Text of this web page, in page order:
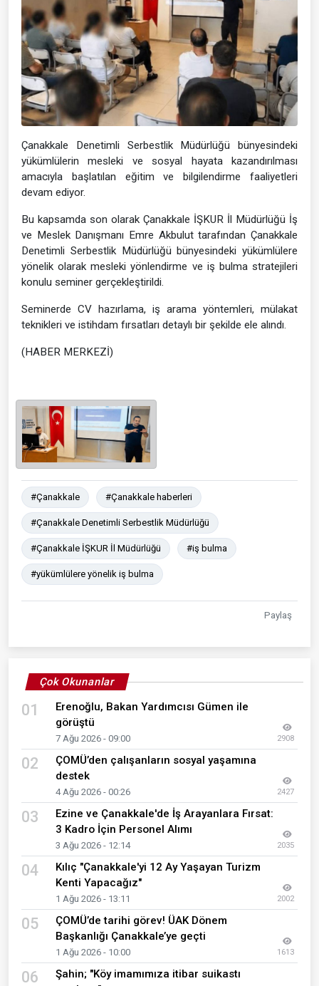
Çanakkale Denetimli Serbestlik Müdürlüğü bünyesindeki
yükümlülerin mesleki ve sosyal hayata kazandırılması
amacıyla başlatılan eğitim ve bilgilendirme faaliyetleri
devam ediyor.
Bu kapsamda son olarak Çanakkale İŞKUR İl Müdürlüğü İş
ve Meslek Danışmanı Emre Akbulut tarafından Çanakkale
Denetimli Serbestlik Müdürlüğü bünyesindeki yükümlülere
yönelik olarak mesleki yönlendirme ve iş bulma stratejileri
konulu seminer gerçekleştirildi.
Seminerde CV hazırlama, iş arama yöntemleri, mülakat
teknikleri ve istihdam fırsatları detaylı bir şekilde ele alındı.
(HABER MERKEZİ)
#Çanakkale #Çanakkale haberleri
#Çanakkale Denetimli Serbestlik Müdürlüğü
#Çanakkale İŞKUR İl Müdürlüğü #iş bulma
#yükümlülere yönelik iş bulma
Paylaş
Çok Okunanlar
01
Erenoğlu, Bakan Yardımcısı Gümen ile
görüştü
7 Ağu 2026 - 09:00 2908
02
ÇOMÜ’den çalışanların sosyal yaşamına
destek
4 Ağu 2026 - 00:26 2427
03
Ezine ve Çanakkale'de İş Arayanlara Fırsat:
3 Kadro İçin Personel Alımı
3 Ağu 2026 - 12:14 2035
04
Kılıç "Çanakkale'yi 12 Ay Yaşayan Turizm
Kenti Yapacağız"
1 Ağu 2026 - 13:11 2002
05
ÇOMÜ’de tarihi görev! ÜAK Dönem
Başkanlığı Çanakkale’ye geçti
1 Ağu 2026 - 10:00 1613
06
Şahin; "Köy imamımıza itibar suikastı